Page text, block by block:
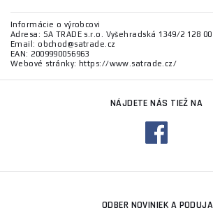
Informácie o výrobcovi
Adresa: SA TRADE s.r.o. Vyšehradská 1349/2 128
Email: obchod@satrade.cz
EAN: 2009990056963
Webové stránky: https://www.satrade.cz/
NÁJDETE NÁS TIEŽ NA
ODBER NOVINIEK A